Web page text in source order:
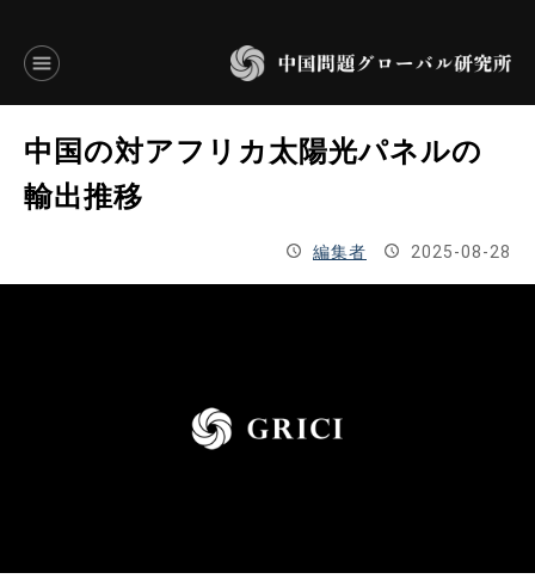
言語別アーカイブ
ENGLISH
お問い合わせ
中国の対アフリカ太陽光パネルの
輸出推移
編集者 2025-08-28